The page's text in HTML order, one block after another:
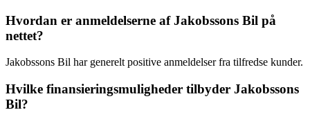
Hvordan er anmeldelserne af Jakobssons Bil på
nettet?
Jakobssons Bil har generelt positive anmeldelser fra tilfredse kunder.
Hvilke finansieringsmuligheder tilbyder Jakobssons
Bil?